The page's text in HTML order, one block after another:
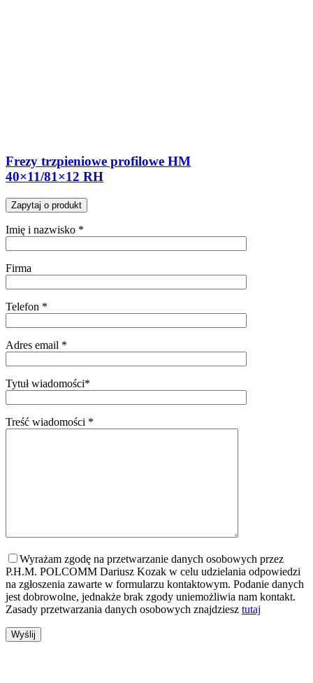
Frezy trzpieniowe profilowe HM
40×11/81×12 RH
Zapytaj o produkt
Imię i nazwisko *
Firma
Telefon *
Adres email *
Tytuł wiadomości*
Treść wiadomości *
Wyrażam zgodę na przetwarzanie danych osobowych przez
P.H.M. POLCOMM Dariusz Kozak w celu udzielania odpowiedzi
na zgłoszenia zawarte w formularzu kontaktowym. Podanie danych
jest dobrowolne, jednakże brak zgody uniemożliwia nam kontakt.
Zasady przetwarzania danych osobowych znajdziesz tutaj